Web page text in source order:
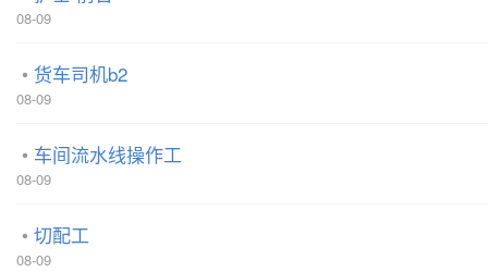
08-09
货车司机b2
08-09
车间流水线操作工
08-09
切配工
08-09